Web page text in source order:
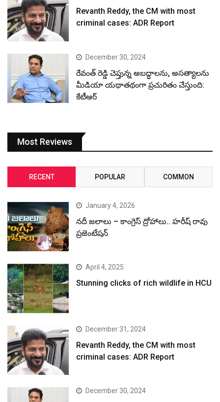
Revanth Reddy, the CM with most
criminal cases: ADR Report
December 30, 2024
రేవంత్ రెడ్డి చెప్తున్న అబద్ధాలను, అసత్యాలను
మీడియా యథాతథంగా ప్రచురితం చేస్తుంది:
కేటీఆర్
Most Reviews
RECENT POPULAR COMMON
January 4, 2026
నదీ జలాలు – కాంగ్రెస్ ద్రోహాలు.. హరీష్ రావు
ప్రజెంటేషన్
April 4, 2025
Stunning clicks of rich wildlife in HCU
December 31, 2024
Revanth Reddy, the CM with most
criminal cases: ADR Report
December 30, 2024